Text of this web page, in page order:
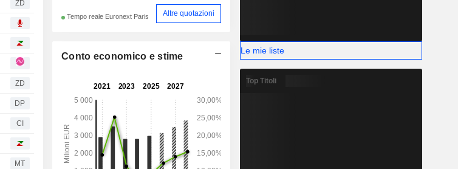
ZD
ZD
DP
CI
MT
Tempo reale Euronext Paris Altre quotazioni
Conto economico e stime
Le mie liste
Top Titoli